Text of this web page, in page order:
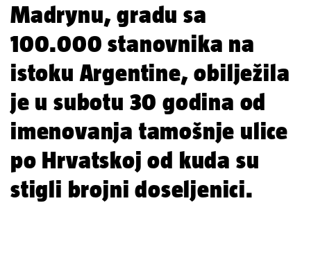
Madrynu, gradu sa
100.000 stanovnika na
istoku Argentine, obilježila
je u subotu 30 godina od
imenovanja tamošnje ulice
po Hrvatskoj od kuda su
stigli brojni doseljenici.